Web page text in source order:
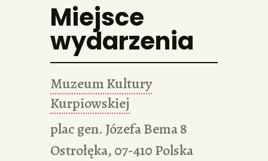
Miejsce
wydarzenia
Muzeum Kultury
Kurpiowskiej
plac gen. Józefa Bema 8
Ostrołęka,07-410Polska